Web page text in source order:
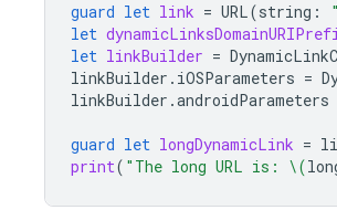
guard let link = URL(string :
let
let linkBuilder =
linkBuilder . iOSParameters =
linkBuilder .androidParameters
guard let longDynamicLink =
print( "The long URL is: \(